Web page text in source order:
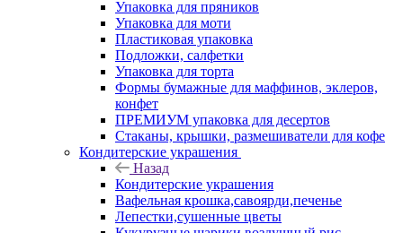
Упаковка для пряников
Упаковка для моти
Пластиковая упаковка
Подложки, салфетки
Упаковка для торта
Формы бумажные для маффинов, эклеров,
конфет
ПРЕМИУМ упаковка для десертов
Стаканы, крышки, размешиватели для кофе
Кондитерские украшения
Назад
Кондитерские украшения
Вафельная крошка,савоярди,печенье
Лепестки,сушенные цветы